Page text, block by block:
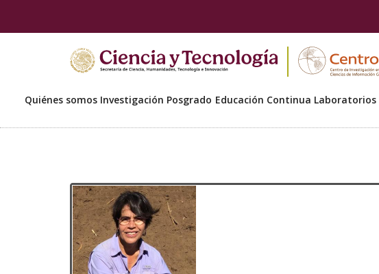
Quiénes somos Investigación Posgrado Educación Continua Laboratorios